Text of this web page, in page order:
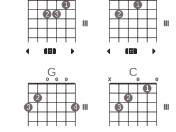
2 3
1
2
1
G
3
2
o o o
4
C
x
3
2
o
1
o